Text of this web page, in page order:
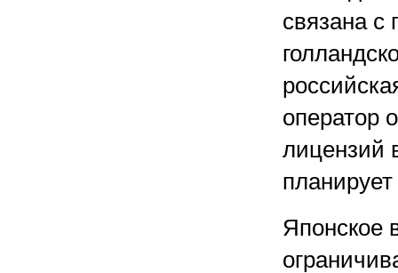
связана с
оператор
лицензий
Японское